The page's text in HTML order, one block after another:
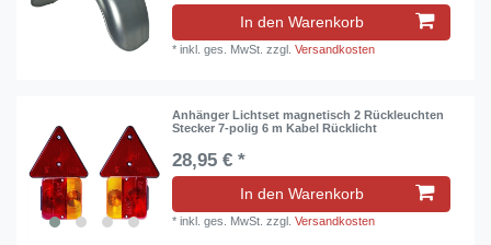
In den Warenkorb
*inkl. ges. MwSt. zzgl.Versandkosten
Anhänger Lichtset magnetisch 2 Rückleuchten
Stecker 7-polig 6 m Kabel Rücklicht
28,95 € *
In den Warenkorb
*inkl. ges. MwSt. zzgl.Versandkosten